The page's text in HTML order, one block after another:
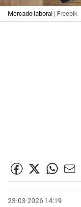
Mercado laboral | Freepik
23-03-2026 14:19